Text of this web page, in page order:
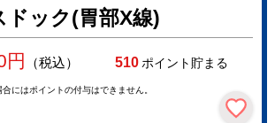
ドック(胃部X線)
円 （税込） 510ポイント貯まる
にはポイントの付与はできません。